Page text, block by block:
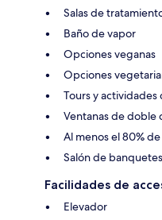
Salas de
Baño de vapor
Opciones veganas
Opciones
Tours y
Ventanas de doble
Al menos el 80%
Salón de banquetes
Facilidades de
Elevador